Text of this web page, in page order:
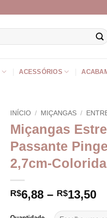
ACESSÓRIOS
INÍCIO / MIÇANGAS /
Miçangas
Passante
2,7cm-Colorida
R$6,88 – R$13,50